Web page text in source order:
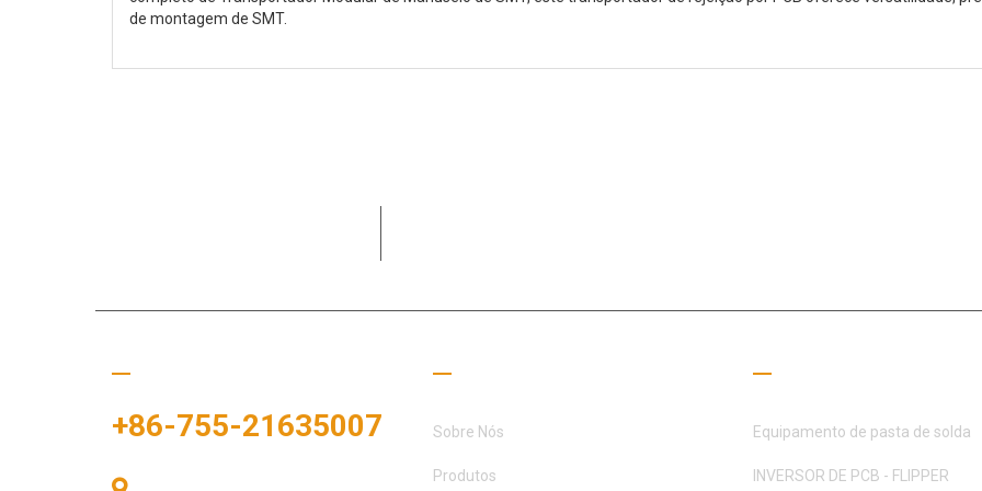
de montagem de SMT.
+86-755-21635007 Sobre Nós
Produtos
Equipamento de pasta de solda
INVERSOR DE PCB - FLIPPER